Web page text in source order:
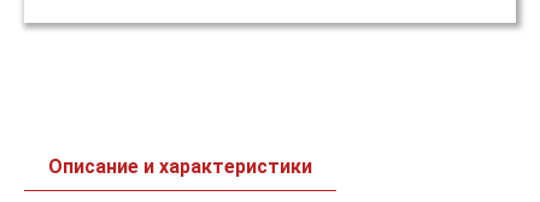
Описание и характеристики